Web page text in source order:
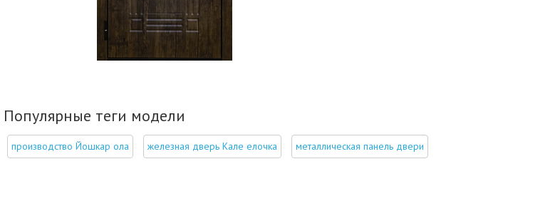
Популярные теги модели
производство Йошкар ола железная дверь Кале елочка металлическая панель двери